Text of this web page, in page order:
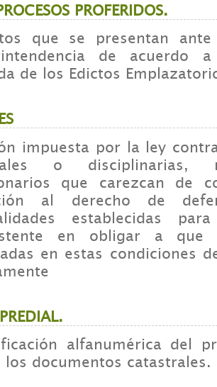
PROFERIDOS.
que se presentan
de acuerdo
de los Edictos
impuesta por la ley
o disciplinarias,
que carezcan de
al derecho de
establecidas
en obligar a que
en estas condiciones
alfanumérica del
los documentos catastrales.